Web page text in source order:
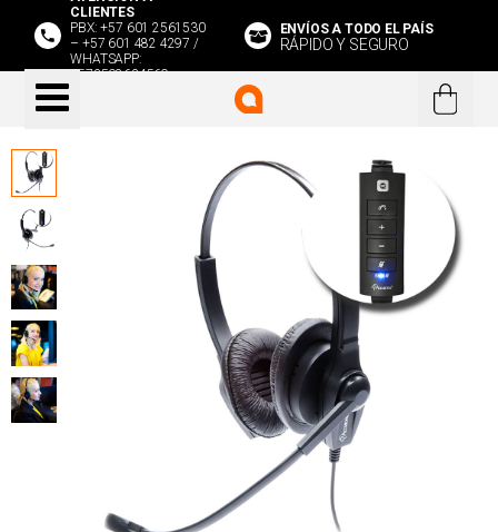
CLIENTES
PBX: +57 601 2561530
– +57 601 482 4297 /
WHATSAPP:
+573508634569
ENVÍOS A TODO EL PAÍS
RÁPIDO Y SEGURO